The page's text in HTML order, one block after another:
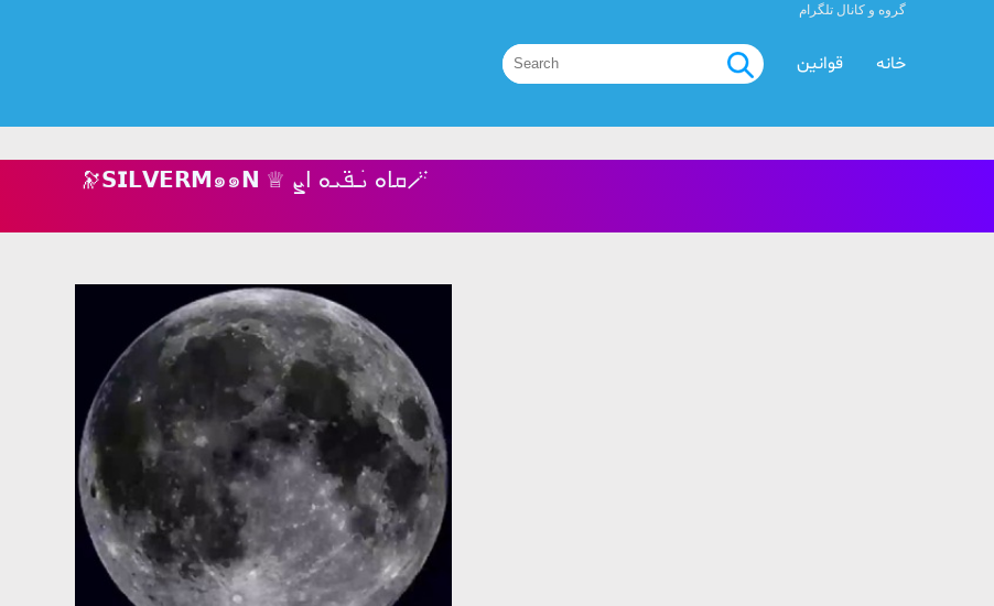
گروه و کانال تلگرام
قوانین خانه
🔭𝗦𝗜𝗟𝗩𝗘𝗥𝗠๑๑𝗡 ♕ ܩߊ‌‌ܘ ࡅ࣪ߺܦ߳ܝ‌ܘ ߊ‌‌ܨ🪄